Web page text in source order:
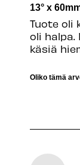
13° x
Tuote oli
oli halpa.
käsiä
Oliko tämä